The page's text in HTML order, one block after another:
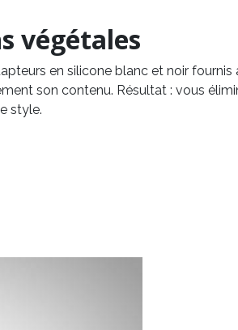
végétales
en silicone blanc et noir fournis
son contenu. Résultat : vous
style.